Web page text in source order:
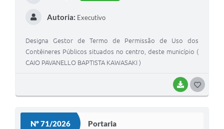
BAIXAR
Autoria: Executivo
Designa Gestor de Termo de Permissão de Uso dos
Contêineres Públicos situados no centro, deste município (
CAIO PAVANELLO BAPTISTA KAWASAKI )
Nº 71/2026 Portaria